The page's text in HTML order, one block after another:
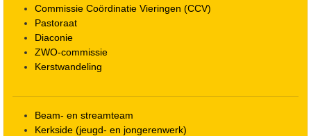
Commissie Coördinatie Vieringen (CCV)
Pastoraat
Diaconie
ZWO-commissie
Kerstwandeling
Beam- en streamteam
Kerkside (jeugd- en jongerenwerk)